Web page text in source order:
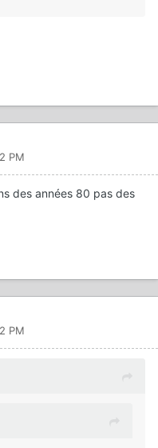
PM
des années 80 pas des
PM